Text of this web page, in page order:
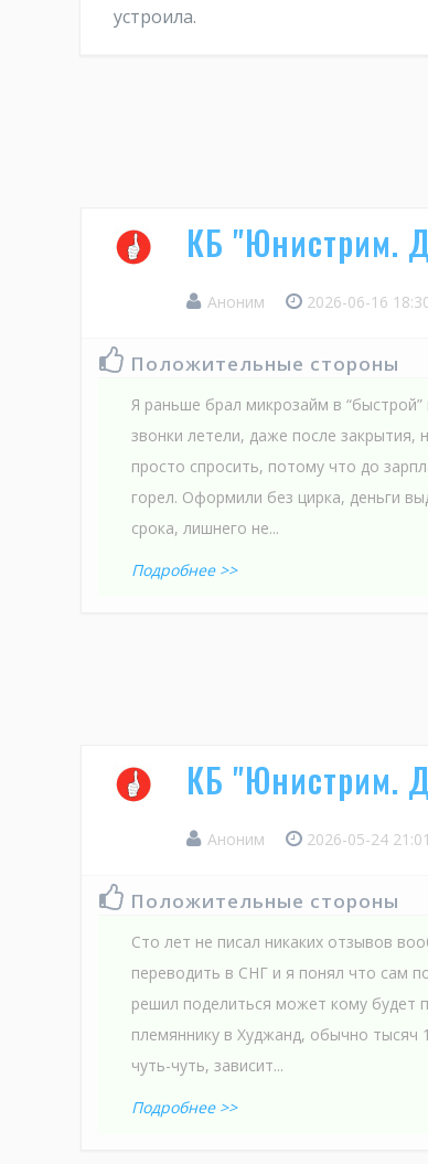
устроила.
КБ "Юнистрим.
Аноним 2026-06-16
Положительные стороны
Я раньше брал микрозайм в
звонки летели, даже после
просто спросить, потому что до
горел. Оформили без цирка, деньги
срока, лишнего не...
Подробнее >>
КБ "Юнистрим.
Аноним 2026-05-24
Положительные стороны
Сто лет не писал никаких отзывов
переводить в СНГ и я понял что сам
решил поделиться может кому будет
племяннику в Худжанд, обычно тысяч
чуть-чуть, зависит...
Подробнее >>